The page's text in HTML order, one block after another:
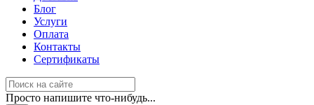
Блог
Услуги
Оплата
Контакты
Сертификаты
Просто напишите что-нибудь...